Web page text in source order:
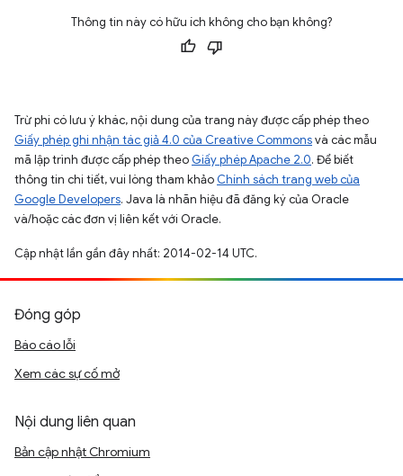
Thông tin này có hữu ích không cho bạn không?
Trừ phi có lưu ý khác, nội dung của trang này được cấp phép theo
Giấy phép ghi nhận tác giả 4.0 của Creative Commonsvà các mẫu
mã lập trình được cấp phép theo Giấy phép Apache 2.0. Để biết
thông tin chi tiết, vui lòng tham khảo Chính sách trang web của
Google Developers. Java là nhãn hiệu đã đăng ký của Oracle
và/hoặc các đơn vị liên kết với Oracle.
Cập nhật lần gần đây nhất: 2014-02-14 UTC.
Đóng góp
Báo cáo lỗi
Xem các sự cố mở
Nội dung liên quan
Bản cập nhật Chromium